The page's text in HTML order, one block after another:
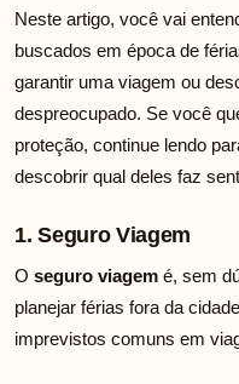
Neste artigo, você vai
buscados em época de
garantir uma viagem ou
despreocupado. Se você
proteção, continue lendo
descobrir qual deles faz
1. Seguro Viagem
O seguro viagem é, sem
planejar férias fora da
imprevistos comuns em